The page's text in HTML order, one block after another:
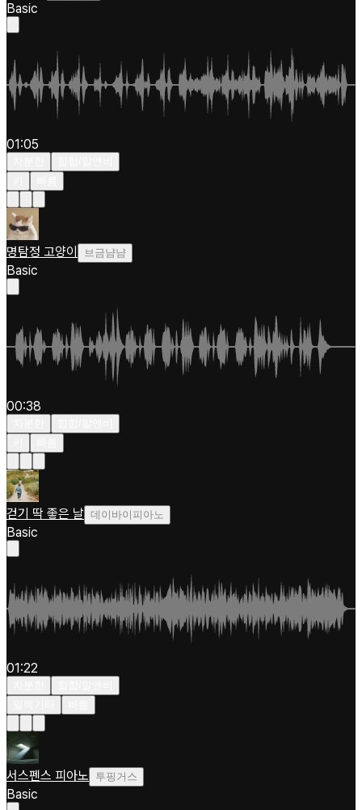
Basic
01:05
명탐정 고양이 브금냠냠
Basic
00:38
걷기 딱 좋은 날 데이바이피아노
Basic
01:22
서스펜스 피아노 투핑거스
Basic